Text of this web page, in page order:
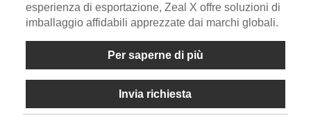
esperienza di esportazione, Zeal X offre soluzioni di
imballaggio affidabili apprezzate dai marchi globali.
Per saperne di più
Invia richiesta